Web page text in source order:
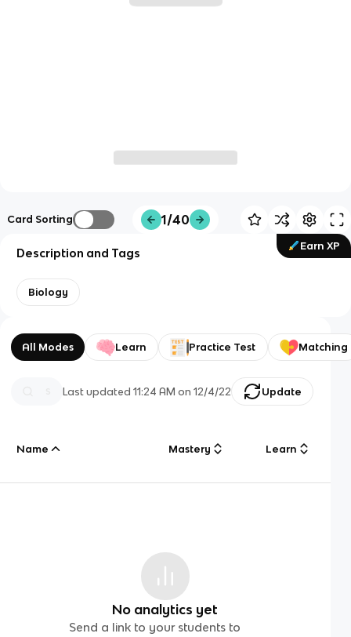
Card Sorting 1/40
Earn XP
Description and Tags
Biology
All Modes Learn Practice Test Matching
Last updated11:24 AM on 12/4/22 Update
Name Mastery Learn
No analytics yet
Send a link to your students to